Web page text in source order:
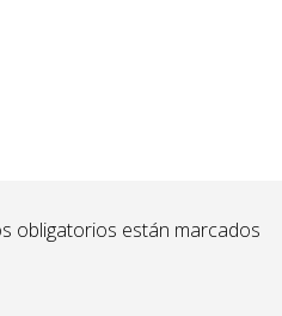
obligatorios están marcados